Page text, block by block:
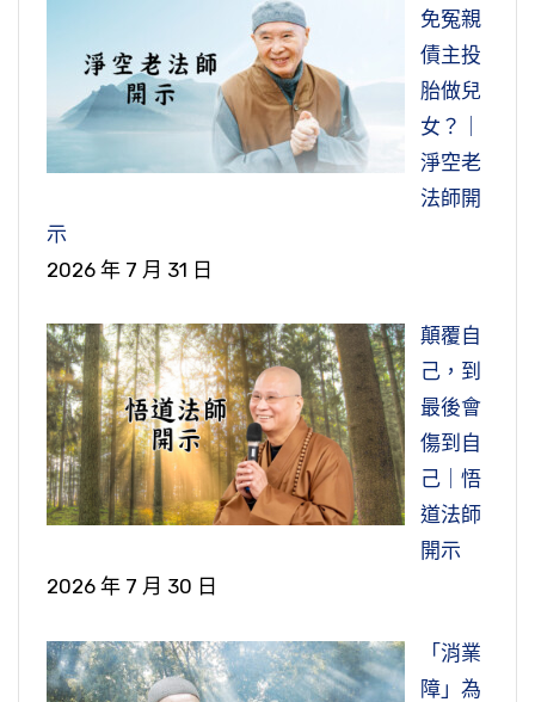
會十二樓，地藏菩薩前，她自己敲，誦一部《地
藏經》。我想現在業障這麼重，我也學她跪著，
沒有人的時候，我就自己跪著讀一部《地藏
經》。這樣天天讀一遍，讀了三個月，這個業障
才消除，又可以念佛了。這是我個人的經驗。沒
有像我業障這麼重的，當然就不需要了；如果業
障很重的，那就需要。各人業障深重、大小不
同，這個也是提供給大家一個參考。每一個人都
節錄自：WD20-062-0010 淨土集—大乘無量壽
經菁華（第十集）
免冤親
債主投
胎做兒
女？｜
淨空老
法師開
示
2026 年 7 月 31 日
顛覆自
己，到
最後會
傷到自
己｜悟
道法師
開示
2026 年 7 月 30 日
「消業
障」為